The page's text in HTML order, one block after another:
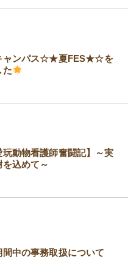
ャンパス☆★夏FES★☆を
た
玩動物看護師奮闘記】～実
込めて～
間中の事務取扱について